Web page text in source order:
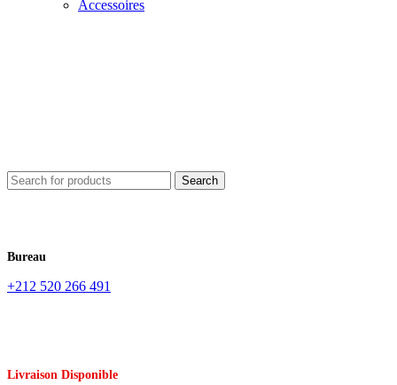
Accessoires
Search
Bureau
+212 520 266 491
Livraison Disponible